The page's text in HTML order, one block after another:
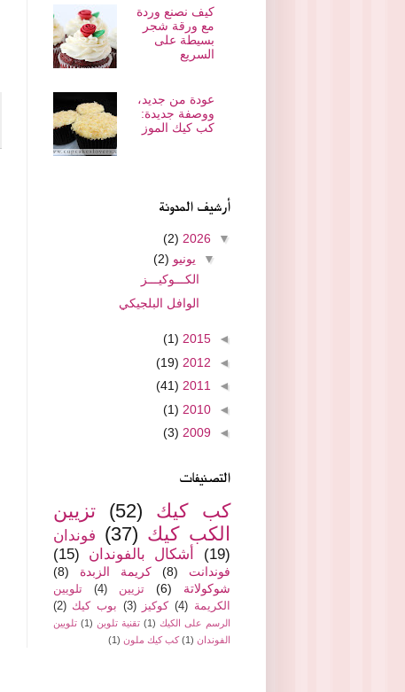
كيف نصنع وردة
مع ورقة شجر
بسيطة على
السريع
عودة من جديد،
ووصفة جديدة:
كب كيك الموز
أرشيف المدونة
▼
2026
(2)
▼ يونيو (2)
الكـــوكيـــز
الوافل البلجيكي
◄
2015
(1)
◄
2012
(19)
◄
2011
(41)
◄
2010
(1)
◄
2009
(3)
التصنيفات
كب كيك (52)
تزيين
الكب كيك (37)
فوندان
(19)
أشكال بالفوندان (15)
فوندانت (8) كريمة الزبدة
(8)
شوكولاتة
(6) تزيين (4)
تلويين
الكريمة (4) كوكيز (3) بوب كيك (2)
الرسم على الكيك (1) تقنية تلوين (1) تلويين
الفوندان (1) كب كيك ملون (1)